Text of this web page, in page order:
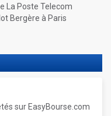
La Poste Telecom
Bergère à Paris
sur EasyBourse.com